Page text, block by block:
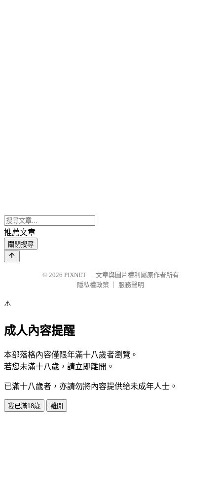
推薦文章
關閉搜尋
© 2026 PIXNET
文章與圖片權利屬原作者所有
隱私權政策
服務聲明
⚠️
成人內容提醒
本部落格內容僅限年滿十八歲者瀏覽。
若您未滿十八歲，請立即離開。
已滿十八歲者，亦請勿將內容提供給未成年人士。
我已滿18歲 離開